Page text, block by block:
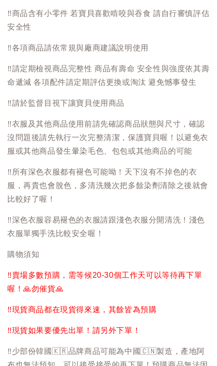
‼️商品含有小零件 若寶貝喜歡啃咬與吞食 請自行審慎評估
安全性
‼️各項商品請依常規與廠商建議說明使用
‼️請定期檢視商品完整性 商品有壽命 安全性與強度依其壽
命遞減 各項配件請定期評估更換或淘汰 避免憾事發生
‼️請於監督目視下讓寶貝使用商品
‼️衣服及其他商品使用前請先確認商品狀態與尺寸，確認
沒問題後請先執行一次完整清潔，保護寶貝喔！以避免衣
服或其他商品發生暈染毛色、包包或其他商品的可能
‼️ 所有深色衣服都有褪色可能呦！天下沒有不掉色的衣
服，再貴也會脫色，多清洗幾次把多餘染劑清除之後就會
比較好了喔！
‼️深色衣服容易褪色的衣服請跟淺色衣服分開清洗！淺色
衣服單獨手洗比較安全喔！
購物須知
‼️賣場多數預購，需等候20-30個工作天可以等待再下單
喔！🙏勿催貨🙏
‼️現貨商品都在現貨得來速，其餘皆為預購
‼️現貨如果要優先出單！請另外下單！
‼️少部份韓國 🇰🇷品牌商品可能為中國🇨🇳製造，產地阿